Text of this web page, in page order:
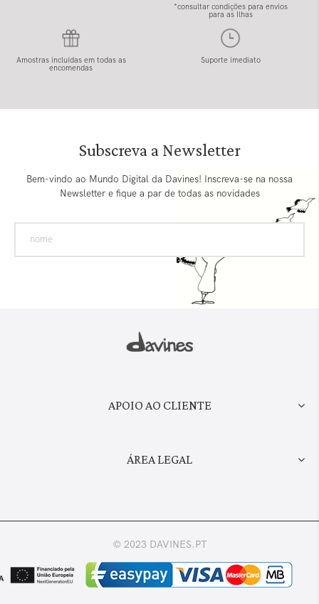
*consultar condições para envios
para as Ilhas
Amostras incluídas em todas as
encomendas
Suporte imediato
Subscreva a Newsletter
Bem-vindo ao Mundo Digital da Davines! Inscreva-se na nossa
Newsletter e fique a par de todas as novidades
APOIO AO CLIENTE
ÁREA LEGAL
© 2023 DAVINES.PT